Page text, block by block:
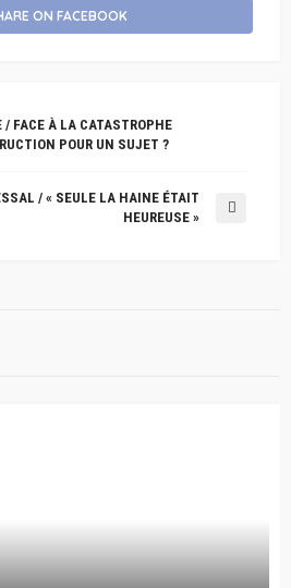
ON FACEBOOK
/ FACE À LA CATASTROPHE
POUR UN SUJET ?
/ « SEULE LA HAINE ÉTAIT
HEUREUSE »